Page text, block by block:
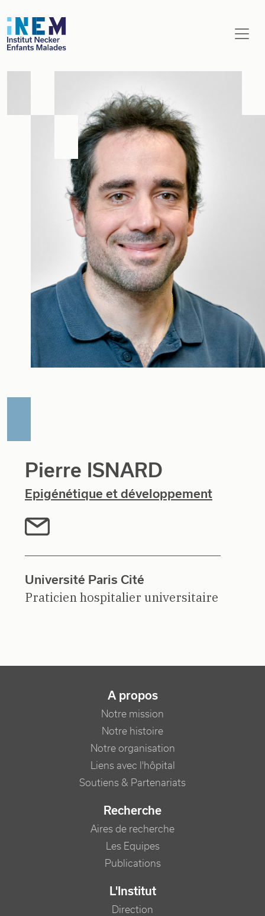
Aller au contenu principal
Pierre ISNARD
Epigénétique et développement
Université Paris Cité
Praticien hospitalier universitaire
NAVIGATION PRINCIPALE
A propos
Notre mission
Notre histoire
Notre organisation
Liens avec l'hôpital
Soutiens & Partenariats
Recherche
Aires de recherche
Les Equipes
Publications
L'Institut
Direction